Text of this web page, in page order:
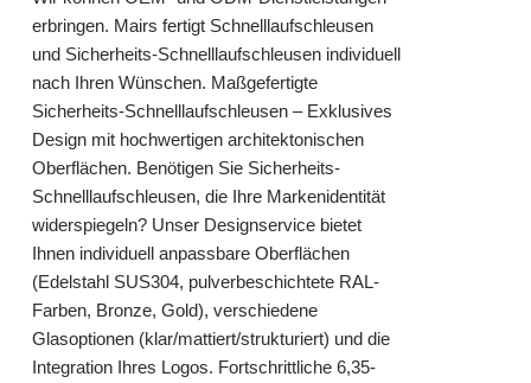
erbringen. Mairs fertigt Schnelllaufschleusen
und Sicherheits-Schnelllaufschleusen individuell
nach Ihren Wünschen. Maßgefertigte
Sicherheits-Schnelllaufschleusen – Exklusives
Design mit hochwertigen architektonischen
Oberflächen. Benötigen Sie Sicherheits-
Schnelllaufschleusen, die Ihre Markenidentität
widerspiegeln? Unser Designservice bietet
Ihnen individuell anpassbare Oberflächen
(Edelstahl SUS304, pulverbeschichtete RAL-
Farben, Bronze, Gold), verschiedene
Glasoptionen (klar/mattiert/strukturiert) und die
Integration Ihres Logos. Fortschrittliche 6,35-